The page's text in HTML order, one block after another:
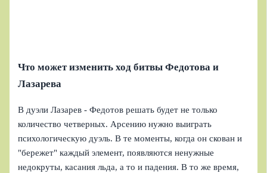
Что может изменить ход битвы Федотова и
Лазарева
В дуэли Лазарев - Федотов решать будет не только
количество четверных. Арсению нужно выиграть
психологическую дуэль. В те моменты, когда он скован и
"бережет" каждый элемент, появляются ненужные
недокруты, касания льда, а то и падения. В то же время,